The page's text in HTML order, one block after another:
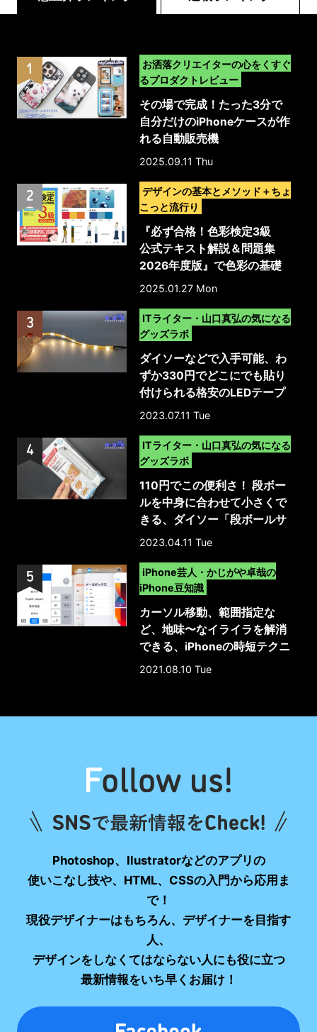
お洒落クリエイターの心をくすぐ
るプロダクトレビュー
その場で完成！たった3分で
自分だけのiPhoneケースが作
れる自動販売機
「MyCaseLabo｣｜体験レポ
2025.09.11 Thu
デザインの基本とメソッド＋ちょ
こっと流行り
『必ず合格！色彩検定3級
公式テキスト解説＆問題集
2026年度版』で色彩の基礎
を本格的に学ぼう！
2025.01.27 Mon
ITライター・山口真弘の気になる
グッズラボ
ダイソーなどで入手可能、わ
ずか330円でどこにでも貼り
付けられる格安のLEDテープ
ライトを試してみた
2023.07.11 Tue
ITライター・山口真弘の気になる
グッズラボ
110円でこの便利さ！ 段ボー
ルを中身に合わせて小さくで
きる、ダイソー「段ボールサ
イズ調整カッター」
2023.04.11 Tue
iPhone芸人・かじがや卓哉の
iPhone豆知識
カーソル移動、範囲指定な
ど、地味〜なイライラを解消
できる、iPhoneの時短テクニ
ック10選
2021.08.10 Tue
Photoshop、Ilustratorなどのアプリの
使いこなし技や、HTML、CSSの入門から応用ま
で！
現役デザイナーはもちろん、デザイナーを目指す
人、
デザインをしなくてはならない人にも役に立つ
最新情報をいち早くお届け！